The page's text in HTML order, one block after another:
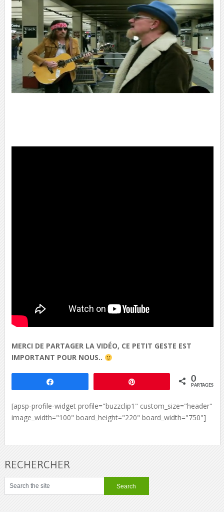
MERCI DE PARTAGER LA VIDÉO, CE PETIT GESTE EST
IMPORTANT POUR NOUS..
0
PARTAGES
[apsp-profile-widget profile="buzzclip1" custom_size="header"
image_width="100" board_height="220" board_width="750"]
RECHERCHER